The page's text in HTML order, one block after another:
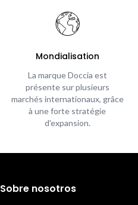
Mondialisation
La marque Doccia est
présente sur plusieurs
marchés internationaux, grâce
à une forte stratégie
d'expansion.
Sobre nosotros